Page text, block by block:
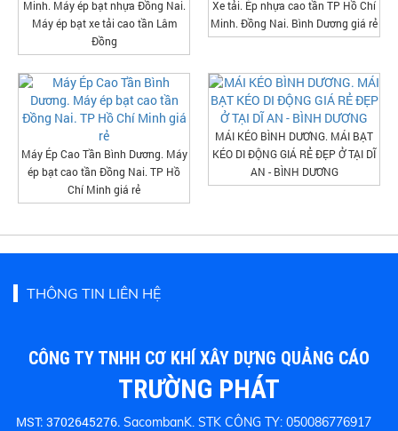
Minh. Máy ép bạt nhựa Đồng Nai.
Máy ép bạt xe tải cao tần Lâm
Đồng
Xe tải. Ép nhựa cao tần TP Hồ Chí
Minh. Đồng Nai. Bình Dương giá rẻ
Máy Ép Cao Tần Bình Dương. Máy
ép bạt cao tần Đồng Nai. TP Hồ
Chí Minh giá rẻ
MÁI KÉO BÌNH DƯƠNG. MÁI BẠT
KÉO DI ĐỘNG GIÁ RẺ ĐẸP Ở TẠI DĨ
AN - BÌNH DƯƠNG
THÔNG TIN LIÊN HỆ
CÔNG TY TNHH CƠ KHÍ XÂY DỰNG QUẢNG CÁO
TRƯỜNG PHÁT
MST: 3702645276. SacombanK. STK CÔNG TY: 050086776917